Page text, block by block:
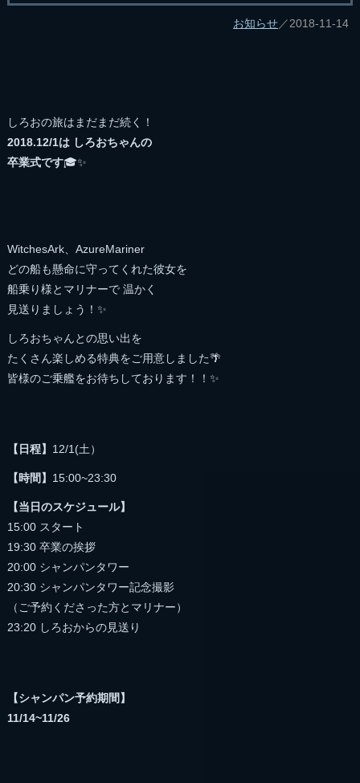
お知らせ／2018-11-14
しろおの旅はまだまだ続く！
2018.12/1は しろおちゃんの
卒業式です🎓✨
WitchesArk、AzureMariner
どの船も懸命に守ってくれた彼女を
船乗り様とマリナーで 温かく
見送りましょう！✨
しろおちゃんとの思い出を
たくさん楽しめる特典をご用意しました🌴
皆様のご乗艦をお待ちしております！！✨
【日程】 12/1(土）
【時間】 15:00~23:30
【当日のスケジュール】
15:00 スタート
19:30 卒業の挨拶
20:00 シャンパンタワー
20:30 シャンパンタワー記念撮影
（ご予約くださった方とマリナー）
23:20 しろおからの見送り
【シャンパン予約期間】
11/14~11/26